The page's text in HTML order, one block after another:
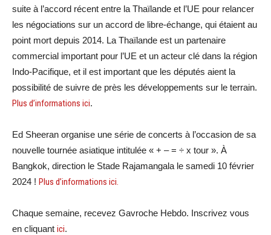
suite à l’accord récent entre la Thaïlande et l’UE pour relancer
les négociations sur un accord de libre-échange, qui étaient au
point mort depuis 2014. La Thaïlande est un partenaire
commercial important pour l’UE et un acteur clé dans la région
Indo-Pacifique, et il est important que les députés aient la
possibilité de suivre de près les développements sur le terrain.
Plus d’informations ici.
Ed Sheeran organise une série de concerts à l’occasion de sa
nouvelle tournée asiatique intitulée « + – = ÷ x tour ». À
Bangkok, direction le Stade Rajamangala le samedi 10 février
2024 ! Plus d’informations ici.
Chaque semaine, recevez Gavroche Hebdo. Inscrivez vous
en cliquant ici.